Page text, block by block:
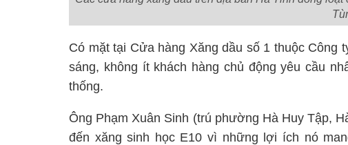
Có mặt tại Cửa hàng Xăng dầu số 1 thuộc Công
sáng, không ít khách hàng chủ động yêu cầu
thống.
Ông Phạm Xuân Sinh (trú phường Hà Huy Tập,
đến xăng sinh học E10 vì những lợi ích nó